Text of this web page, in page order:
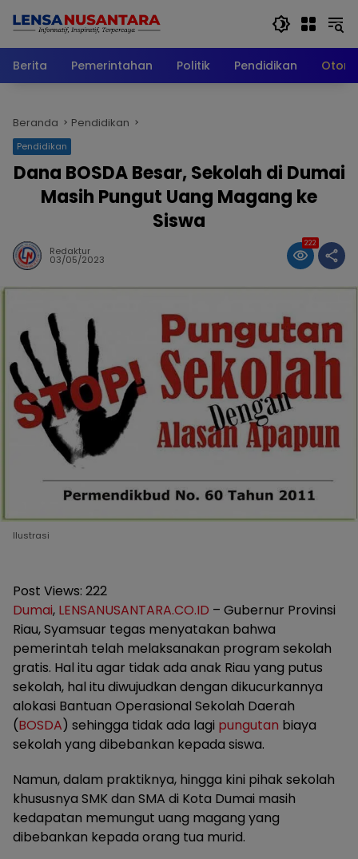
Berita
Pemerintahan Politik Pendidikan
Beranda Pendidikan
Pendidikan
Dana BOSDA Besar, Sekolah di Dumai
Masih Pungut Uang Magang ke
Siswa
Redaktur
03/05/2023
222
Ilustrasi
Post Views: 222
Dumai, LENSANUSANTARA.CO.ID – Gubernur Provinsi
Riau, Syamsuar tegas menyatakan bahwa
pemerintah telah melaksanakan program sekolah
gratis. Hal itu agar tidak ada anak Riau yang putus
sekolah, hal itu diwujudkan dengan dikucurkannya
alokasi Bantuan Operasional Sekolah Daerah
(BOSDA) sehingga tidak ada lagi pungutan biaya
sekolah yang dibebankan kepada siswa.
Namun, dalam praktiknya, hingga kini pihak sekolah
khususnya SMK dan SMA di Kota Dumai masih
kedapatan memungut uang magang yang
dibebankan kepada orang tua murid.